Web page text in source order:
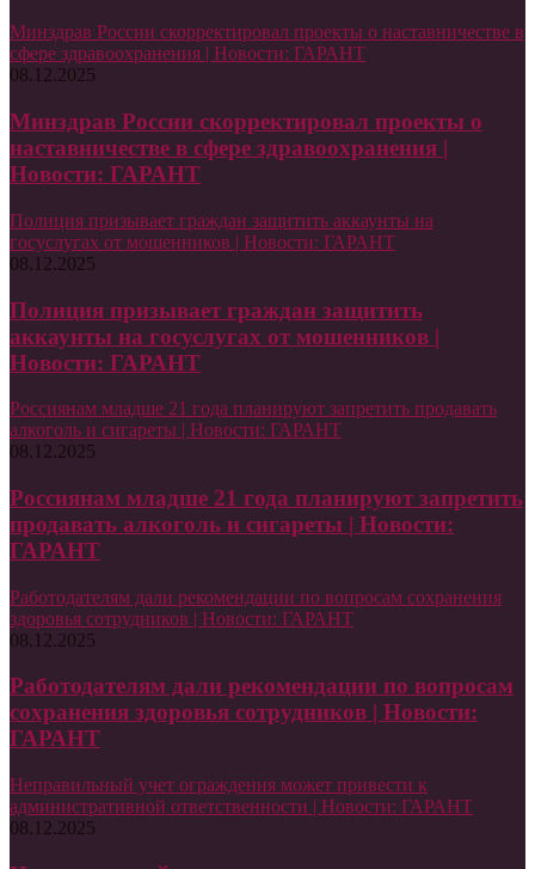
Минздрав России скорректировал проекты о наставничестве в
сфере здравоохранения | Новости: ГАРАНТ
08.12.2025
Минздрав России скорректировал проекты о
наставничестве в сфере здравоохранения |
Новости: ГАРАНТ
Полиция призывает граждан защитить аккаунты на
госуслугах от мошенников | Новости: ГАРАНТ
08.12.2025
Полиция призывает граждан защитить
аккаунты на госуслугах от мошенников |
Новости: ГАРАНТ
Россиянам младше 21 года планируют запретить продавать
алкоголь и сигареты | Новости: ГАРАНТ
08.12.2025
Россиянам младше 21 года планируют запретить
продавать алкоголь и сигареты | Новости:
ГАРАНТ
Работодателям дали рекомендации по вопросам сохранения
здоровья сотрудников | Новости: ГАРАНТ
08.12.2025
Работодателям дали рекомендации по вопросам
сохранения здоровья сотрудников | Новости:
ГАРАНТ
Неправильный учет ограждения может привести к
административной ответственности | Новости: ГАРАНТ
08.12.2025